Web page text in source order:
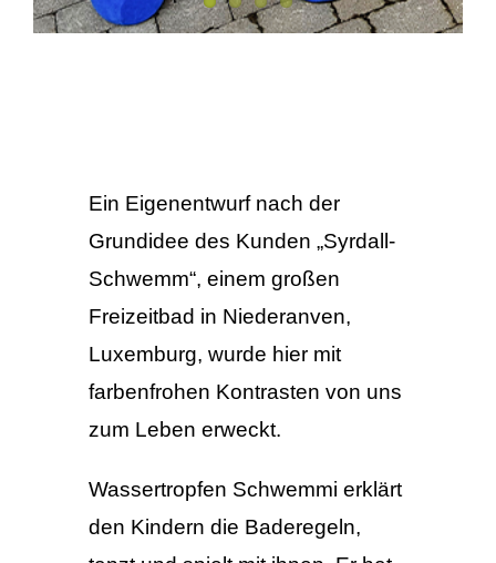
Ein Eigenentwurf nach der
Grundidee des Kunden „Syrdall-
Schwemm“, einem großen
Freizeitbad in Niederanven,
Luxemburg, wurde hier mit
farbenfrohen Kontrasten von uns
zum Leben erweckt.
Wassertropfen Schwemmi erklärt
den Kindern die Baderegeln,